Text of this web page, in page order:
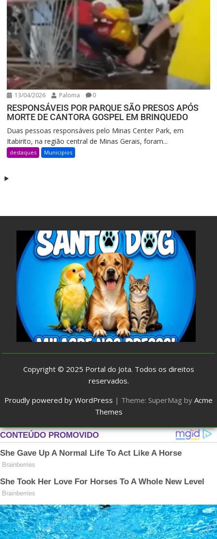
13/04/2026 Paloma 0
RESPONSÁVEIS POR PARQUE SÃO PRESOS APÓS
MORTE DE CANTORA GOSPEL EM BRINQUEDO
Duas pessoas responsáveis pelo Minas Center Park, em
Itabirito, na região central de Minas Gerais, foram...
destaques Municipios
Copyright © 2025 Portal do Jota. Todos os direitos
reservados.
Proudly powered by WordPress | Theme: SuperMag by Acme
Themes